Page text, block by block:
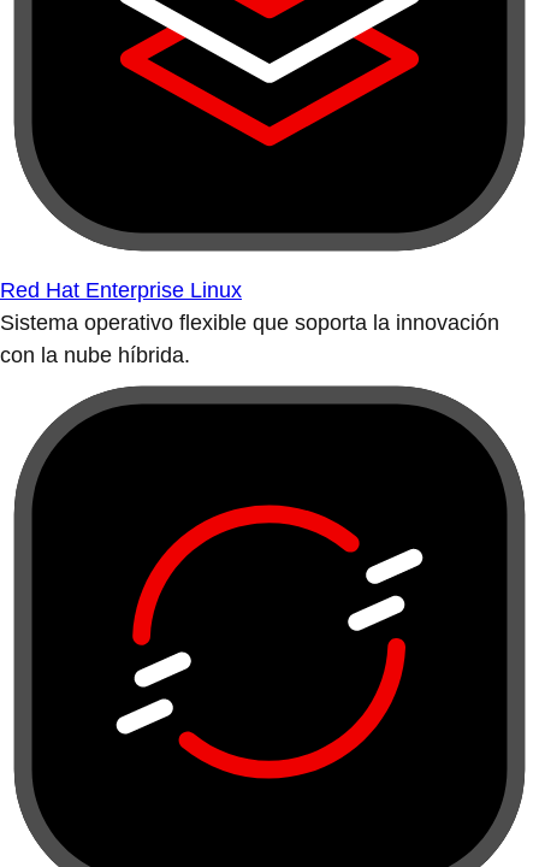
Red Hat Enterprise Linux
Sistema operativo flexible que soporta la innovación
con la nube híbrida.